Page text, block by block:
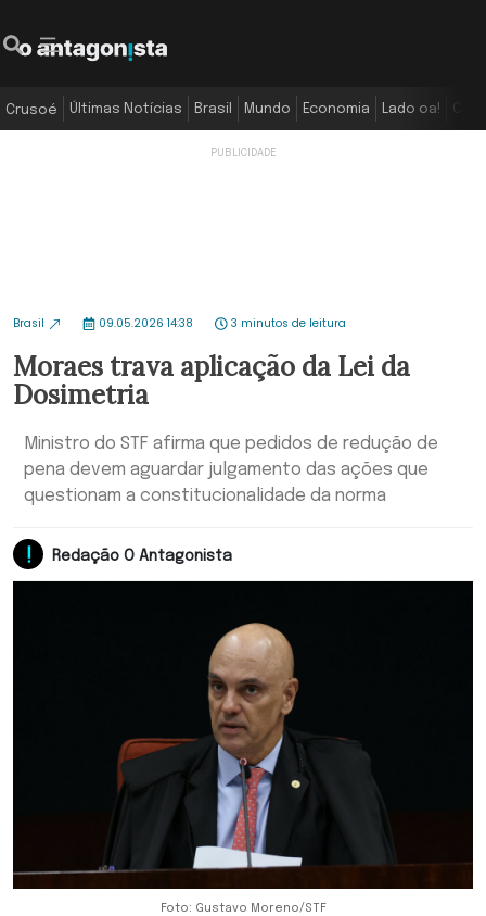
Crusoé Últimas Notícias Brasil Mundo Economia Lado oa!
Brasil 09.05.2026 14:38 3 minutos de leitura
Moraes trava aplicação da Lei da
Dosimetria
Ministro do STF afirma que pedidos de redução de
pena devem aguardar julgamento das ações que
questionam a constitucionalidade da norma
Redação O Antagonista
Foto: Gustavo Moreno/STF